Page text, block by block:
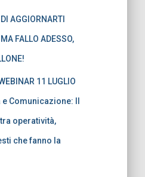
AGGIORNARTI
FALLO ADESSO,
11 LUGLIO
Comunicazione: Il
operatività,
che fanno la